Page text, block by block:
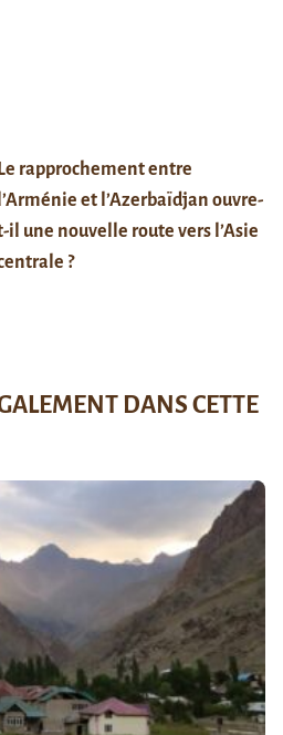
rapprochement entre
et l’Azerbaïdjan ouvre-
il une nouvelle route vers l’Asie
?
DANS CETTE